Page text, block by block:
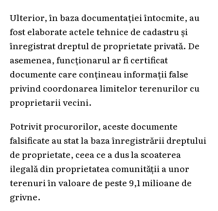
Ulterior, în baza documentației întocmite, au
fost elaborate actele tehnice de cadastru și
înregistrat dreptul de proprietate privată. De
asemenea, funcționarul ar fi certificat
documente care conțineau informații false
privind coordonarea limitelor terenurilor cu
proprietarii vecini.
Potrivit procurorilor, aceste documente
falsificate au stat la baza înregistrării dreptului
de proprietate, ceea ce a dus la scoaterea
ilegală din proprietatea comunității a unor
terenuri în valoare de peste 9,1 milioane de
grivne.